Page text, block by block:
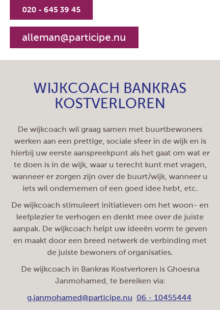
020 - 645 39 45
alleman@participe.nu
WIJKCOACH BANKRAS
KOSTVERLOREN
De wijkcoach wil graag samen met buurtbewoners
werken aan een prettige, sociale sfeer in de wijk en is
hierbij uw eerste aanspreekpunt als het gaat om wat er
te doen is in de wijk, waar u terecht kunt met vragen,
wanneer er zorgen zijn over de buurt/wijk, wanneer u
iets wil ondernemen of een goed idee hebt, etc.
De wijkcoach stimuleert initiatieven om het woon- en
leefplezier te verhogen en denkt mee over de juiste
aanpak. De wijkcoach helpt uw ideeën vorm te geven
en maakt door een breed netwerk de verbinding met
de juiste bewoners of organisaties.
De wijkcoach in Bankras Kostverloren is Ghoesna
Janmohamed, te bereiken via:
g.janmohamed@participe.nu 06 - 10455444